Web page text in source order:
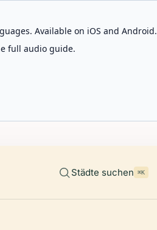
Available on iOS and Android.
full audio guide.
Städte suchen ⌘K